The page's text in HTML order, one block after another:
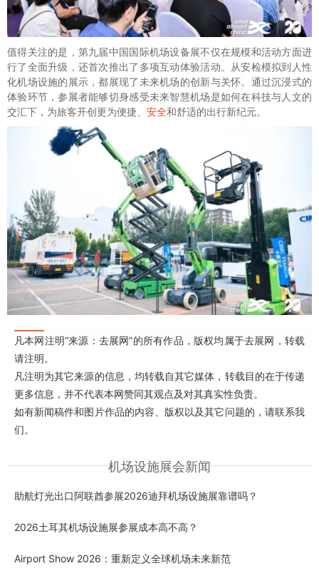
值得关注的是，第九届中国国际机场设备展不仅在规模和活动方面进
行了全面升级，还首次推出了多项互动体验活动。从安检模拟到人性
化机场设施的展示，都展现了未来机场的创新与关怀。通过沉浸式的
体验环节，参展者能够切身感受未来智慧机场是如何在科技与人文的
交汇下，为旅客开创更为便捷、 安全和舒适的出行新纪元。
凡本网注明“来源：去展网”的所有作品，版权均属于去展网，转载
请注明。
凡注明为其它来源的信息，均转载自其它媒体，转载目的在于传递
更多信息，并不代表本网赞同其观点及对其真实性负责。
如有新闻稿件和图片作品的内容、版权以及其它问题的，请联系我
们。
机场设施展会新闻
助航灯光出口阿联酋参展2026迪拜机场设施展靠谱吗？
2026土耳其机场设施展参展成本高不高？
Airport Show 2026：重新定义全球机场未来新范